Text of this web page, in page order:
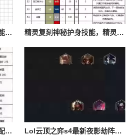
闪避技能怎么处罚，闪避技能怎么处罚队友 精灵复刻神秘护身技能，精灵复刻攻略
姜维传装备，姜维传装备搭配一览表最新 Lol云顶之弈s4最新夜影劫阵容搭配，云顶之奕夜影劫阵容